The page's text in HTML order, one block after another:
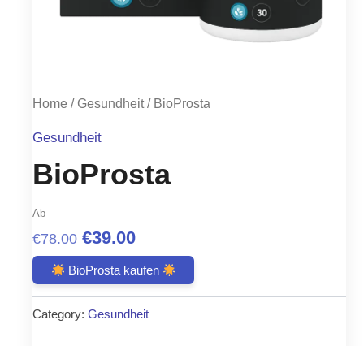
Home / Gesundheit/ BioProsta
Gesundheit
BioProsta
Ab
€78.00 Original
price
was:
€78.00.
€39.00Current
price
is:
€39.00.
BioProsta kaufen
Category: Gesundheit